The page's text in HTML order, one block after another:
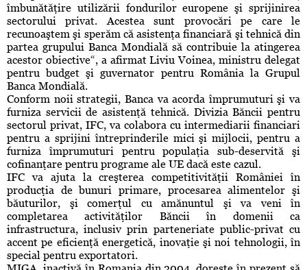
îmbunătăţire utilizării fondurilor europene şi sprijinirea
sectorului privat. Acestea sunt provocări pe care le
recunoaştem şi sperăm că asistenţa financiară şi tehnică din
partea grupului Banca Mondială să contribuie la atingerea
acestor obiective“, a afirmat Liviu Voinea, ministru delegat
pentru budget şi guvernator pentru România la Grupul
Banca Mondială.
Conform noii strategii, Banca va acorda împrumuturi şi va
furniza servicii de asistenţă tehnică. Divizia Băncii pentru
sectorul privat, IFC, va colabora cu intermediarii financiari
pentru a sprijini întreprinderile mici şi mijlocii, pentru a
furniza împrumuturi pentru populaţia sub-deservită şi
cofinanţare pentru programe ale UE dacă este cazul.
IFC va ajuta la creşterea competitivităţii României în
producţia de bunuri primare, procesarea alimentelor şi
băuturilor, şi comerţul cu amănuntul şi va veni în
completarea activităţilor Băncii în domenii ca
infrastructura, inclusiv prin parteneriate public-privat cu
accent pe eficienţă energetică, inovaţie şi noi tehnologii, în
special pentru exportatori.